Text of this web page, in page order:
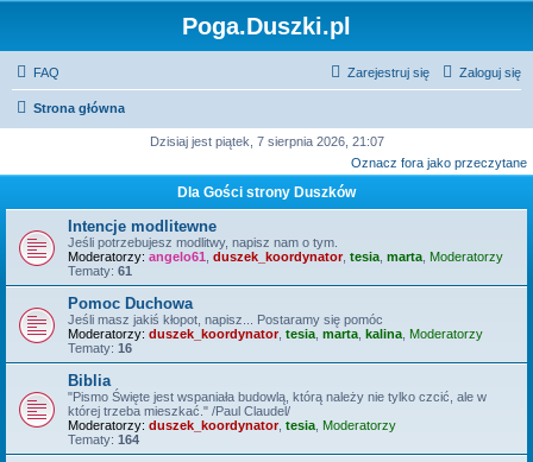
Poga.Duszki.pl
FAQ Zaloguj się
Zarejestruj się
Strona główna
Dzisiaj jest piątek, 7 sierpnia 2026, 21:07
Oznacz fora jako przeczytane
Dla Gości strony Duszków
Intencje modlitewne
Jeśli potrzebujesz modlitwy, napisz nam o tym.
Moderatorzy: angelo61 duszek_koordynator, tesia marta Moderatorzy
Tematy: 61
Pomoc Duchowa
Jeśli masz jakiś kłopot, napisz... Postaramy się pomóc
Moderatorzy: duszek_koordynator, tesia marta kalina Moderatorzy
Tematy: 16
Biblia
"Pismo Święte jest wspaniała budowlą, którą należy nie tylko czcić, ale w
której trzeba mieszkać." /Paul Claudel/
Moderatorzy: duszek_koordynator, tesia Moderatorzy
Tematy: 164